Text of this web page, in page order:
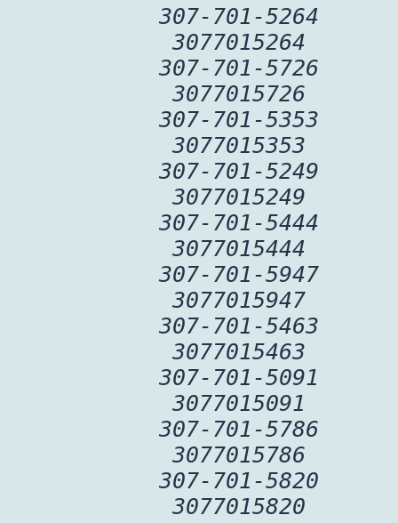
307-701-5264
3077015264
307-701-5726
3077015726
307-701-5353
3077015353
307-701-5249
3077015249
307-701-5444
3077015444
307-701-5947
3077015947
307-701-5463
3077015463
307-701-5091
3077015091
307-701-5786
3077015786
307-701-5820
3077015820